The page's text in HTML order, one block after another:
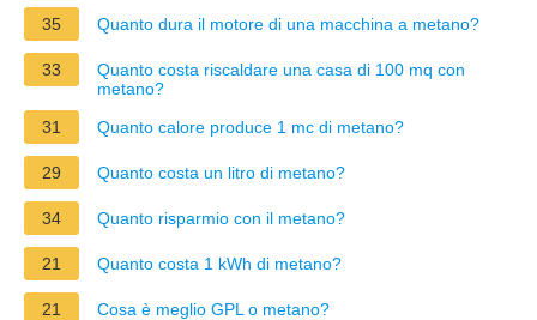
35 Quanto dura il motore di una macchina a metano?
33
Quanto costa riscaldare una casa di 100 mq con
metano?
31
Quanto calore produce 1 mc di metano?
29 Quanto costa un litro di metano?
34 Quanto risparmio con il metano?
21 Quanto costa 1 kWh di metano?
21 Cosa è meglio GPL o metano?